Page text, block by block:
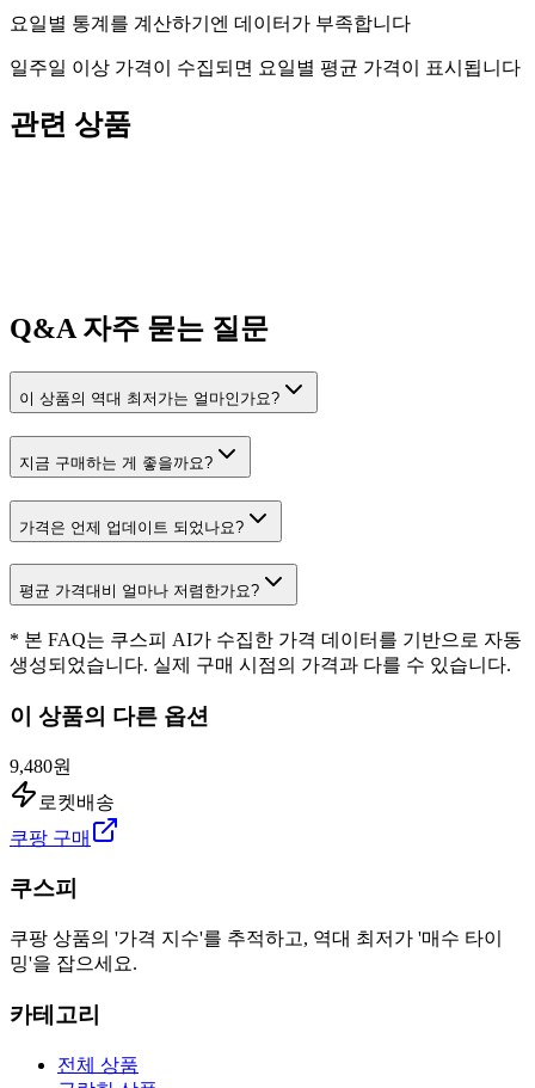
요일별 통계를 계산하기엔 데이터가 부족합니다
일주일 이상 가격이 수집되면 요일별 평균 가격이 표시됩니다
관련 상품
Q&A자주 묻는 질문
이 상품의 역대 최저가는 얼마인가요?
지금 구매하는 게 좋을까요?
가격은 언제 업데이트 되었나요?
평균 가격대비 얼마나 저렴한가요?
* 본 FAQ는 쿠스피 AI가 수집한 가격 데이터를 기반으로 자동
생성되었습니다. 실제 구매 시점의 가격과 다를 수 있습니다.
이 상품의 다른 옵션
9,480원
로켓배송
쿠팡 구매
쿠스피
쿠팡 상품의 '가격 지수'를 추적하고, 역대 최저가 '매수 타이
밍'을 잡으세요.
카테고리
전체 상품